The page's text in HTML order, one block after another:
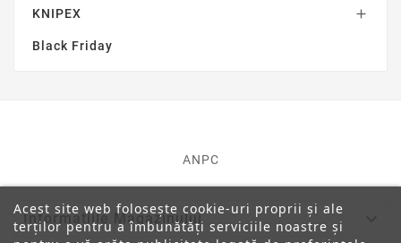
KNIPEX 
Black Friday
ANPC
Informatiile Magazinului
Acest site web folosește cookie-uri proprii și ale
terților pentru a îmbunătăți serviciile noastre și